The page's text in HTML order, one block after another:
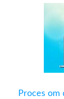
Proces